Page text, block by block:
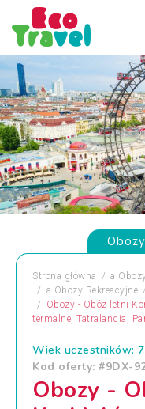
Strona główna a
a Obozy Rekreacyjne
Obozy - Obóz letni
termalne, Tatralandia,
Wiek uczestników:
Kod oferty: #9DX-
Obozy -